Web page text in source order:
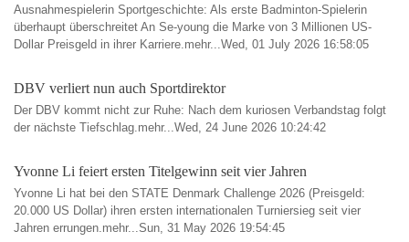
Ausnahmespielerin Sportgeschichte: Als erste Badminton-Spielerin
überhaupt überschreitet An Se-young die Marke von 3 Millionen US-
Dollar Preisgeld in ihrer Karriere.mehr...Wed, 01 July 2026 16:58:05
DBV verliert nun auch Sportdirektor
Der DBV kommt nicht zur Ruhe: Nach dem kuriosen Verbandstag folgt
der nächste Tiefschlag.mehr...Wed, 24 June 2026 10:24:42
Yvonne Li feiert ersten Titelgewinn seit vier Jahren
Yvonne Li hat bei den STATE Denmark Challenge 2026 (Preisgeld:
20.000 US Dollar) ihren ersten internationalen Turniersieg seit vier
Jahren errungen.mehr...Sun, 31 May 2026 19:54:45